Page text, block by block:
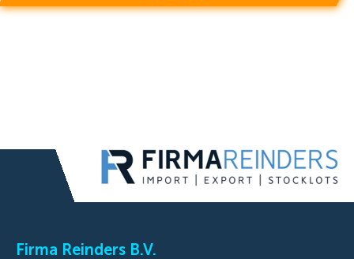
Firma Reinders B.V.